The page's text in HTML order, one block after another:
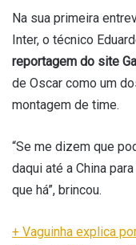
Na sua primeira
Inter, o técnico
reportagem do site
de Oscar como um
montagem de time.
“Se me dizem que
daqui até a China
que há”, brincou.
+ Vaguinha explica